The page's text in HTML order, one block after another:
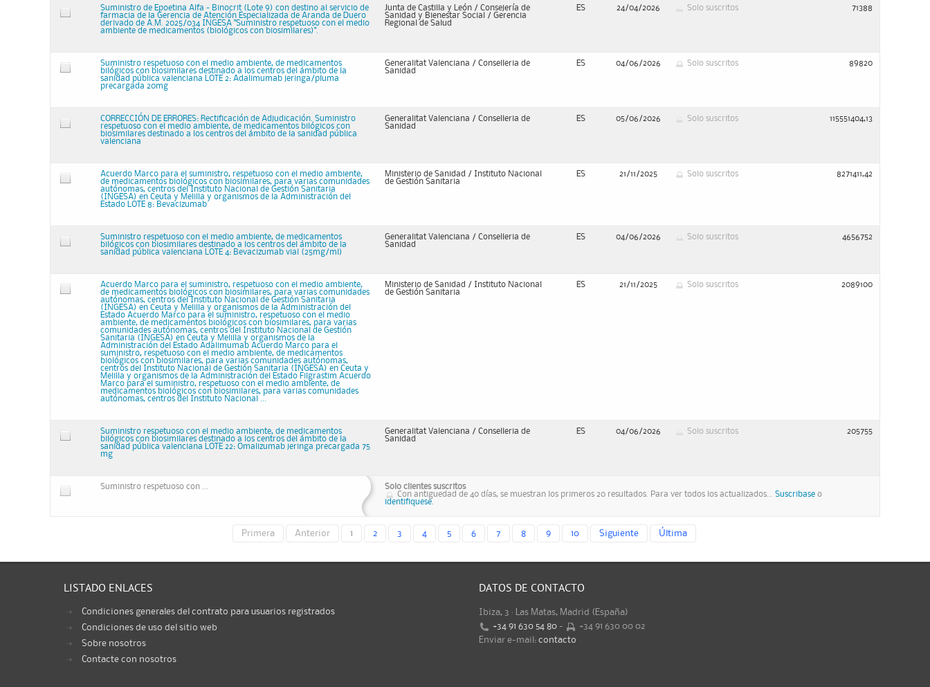
Suministro de Epoetina Alfa - Binocrit (Lote 9) con destino al servicio de
farmacia de la Gerencia de Atención Especializada de Aranda de Duero
derivado de A.M. 2025/034 INGESA "Suministro respetuoso con el medio
ambiente de medicamentos (biológicos con biosimilares)".
Junta de Castilla y León / Consejería de
Sanidad y Bienestar Social / Gerencia
Regional de Salud
ES 24/04/2026 Solo suscritos 71388
Suministro respetuoso con el medio ambiente, de medicamentos
bilógicos con biosimilares destinado a los centros del ámbito de la
sanidad pública valenciana LOTE 2: Adalimumab jeringa/pluma
precargada 20mg
Generalitat Valenciana / Conselleria de
Sanidad
ES 04/06/2026 Solo suscritos 89820
CORRECCIÓN DE ERRORES: Rectificación de Adjudicación. Suministro
respetuoso con el medio ambiente, de medicamentos bilógicos con
biosimilares destinado a los centros del ámbito de la sanidad pública
valenciana
Generalitat Valenciana / Conselleria de
Sanidad
ES 05/06/2026 Solo suscritos 115551404,13
Acuerdo Marco para el suministro, respetuoso con el medio ambiente,
de medicamentos biológicos con biosimilares, para varias comunidades
autónomas, centros del Instituto Nacional de Gestión Sanitaria
(INGESA) en Ceuta y Melilla y organismos de la Administración del
Estado LOTE 8: Bevacizumab
Ministerio de Sanidad / Instituto Nacional
de Gestión Sanitaria
ES 21/11/2025 Solo suscritos 8271411,42
Suministro respetuoso con el medio ambiente, de medicamentos
bilógicos con biosimilares destinado a los centros del ámbito de la
sanidad pública valenciana LOTE 4: Bevacizumab vial (25mg/ml)
Generalitat Valenciana / Conselleria de
Sanidad
ES 04/06/2026 Solo suscritos 4656752
Acuerdo Marco para el suministro, respetuoso con el medio ambiente,
de medicamentos biológicos con biosimilares, para varias comunidades
autónomas, centros del Instituto Nacional de Gestión Sanitaria
(INGESA) en Ceuta y Melilla y organismos de la Administración del
Estado Acuerdo Marco para el suministro, respetuoso con el medio
ambiente, de medicamentos biológicos con biosimilares, para varias
comunidades autónomas, centros del Instituto Nacional de Gestión
Sanitaria (INGESA) en Ceuta y Melilla y organismos de la
Administración del Estado Adalimumab Acuerdo Marco para el
suministro, respetuoso con el medio ambiente, de medicamentos
biológicos con biosimilares, para varias comunidades autónomas,
centros del Instituto Nacional de Gestión Sanitaria (INGESA) en Ceuta y
Melilla y organismos de la Administración del Estado Filgrastim Acuerdo
Marco para el suministro, respetuoso con el medio ambiente, de
medicamentos biológicos con biosimilares, para varias comunidades
autónomas, centros del Instituto Nacional ...
Ministerio de Sanidad / Instituto Nacional
de Gestión Sanitaria
ES 21/11/2025 Solo suscritos 2089100
Suministro respetuoso con el medio ambiente, de medicamentos
bilógicos con biosimilares destinado a los centros del ámbito de la
sanidad pública valenciana LOTE 22: Omalizumab jeringa precargada 75
mg
Generalitat Valenciana / Conselleria de
Sanidad
ES 04/06/2026 Solo suscritos 205755
Suministro respetuoso con ...
Solo clientes suscritos
Con antiguedad de 40 días, se muestran los primeros 20 resultados. Para ver todos los actualizados... Suscribase o
identifiquese.
Primera Anterior 1 2 3 4 5 6 7 8 9 10 Siguiente Última
LISTADO ENLACES
Condiciones generales del contrato para usuarios registrados
Condiciones de uso del sitio web
Sobre nosotros
Contacte con nosotros
DATOS DE CONTACTO
Ibiza, 3 · Las Matas, Madrid (España)
+34 91 630 54 80 -
+34 91 630 00 02
Enviar e-mail: contacto